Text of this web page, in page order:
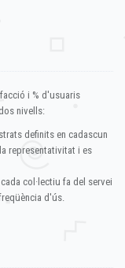
i % d'usuaris
nivells:
definits en cadascun
representativitat i es
col·lectiu fa del servei
d'ús.